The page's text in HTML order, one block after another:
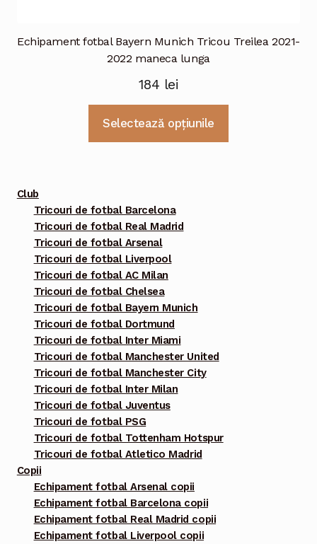
Echipament fotbal Bayern Munich Tricou Treilea 2021-
2022 maneca lunga
184 lei
Selectează opțiunile
Club
Tricouri de fotbal Barcelona
Tricouri de fotbal Real Madrid
Tricouri de fotbal Arsenal
Tricouri de fotbal Liverpool
Tricouri de fotbal AC Milan
Tricouri de fotbal Chelsea
Tricouri de fotbal Bayern Munich
Tricouri de fotbal Dortmund
Tricouri de fotbal Inter Miami
Tricouri de fotbal Manchester United
Tricouri de fotbal Manchester City
Tricouri de fotbal Inter Milan
Tricouri de fotbal Juventus
Tricouri de fotbal PSG
Tricouri de fotbal Tottenham Hotspur
Tricouri de fotbal Atletico Madrid
Copii
Echipament fotbal Arsenal copii
Echipament fotbal Barcelona copii
Echipament fotbal Real Madrid copii
Echipament fotbal Liverpool copii